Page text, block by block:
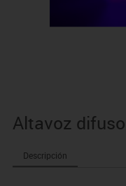
Altavoz
Descripción